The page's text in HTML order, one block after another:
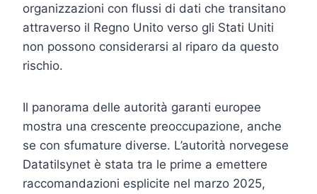
organizzazioni con flussi di dati che transitano
attraverso il Regno Unito verso gli Stati Uniti
non possono considerarsi al riparo da questo
rischio.
Il panorama delle autorità garanti europee
mostra una crescente preoccupazione, anche
se con sfumature diverse. L’autorità norvegese
Datatilsynet è stata tra le prime a emettere
raccomandazioni esplicite nel marzo 2025,